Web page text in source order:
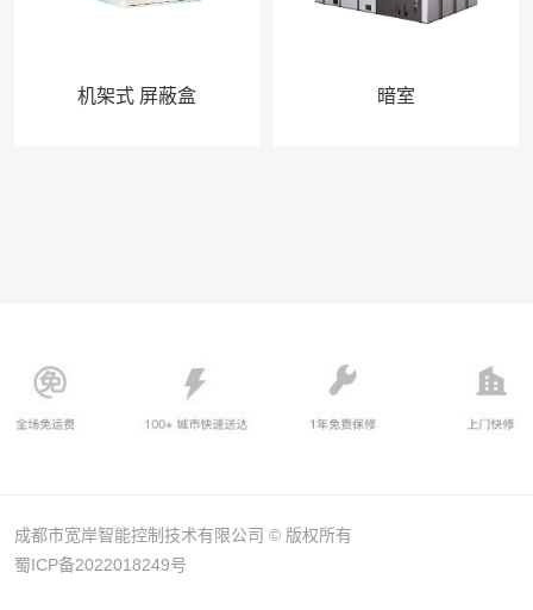
机架式 屏蔽盒 暗室
成都市宽岸智能控制技术有限公司 © 版权所有
蜀ICP备2022018249号